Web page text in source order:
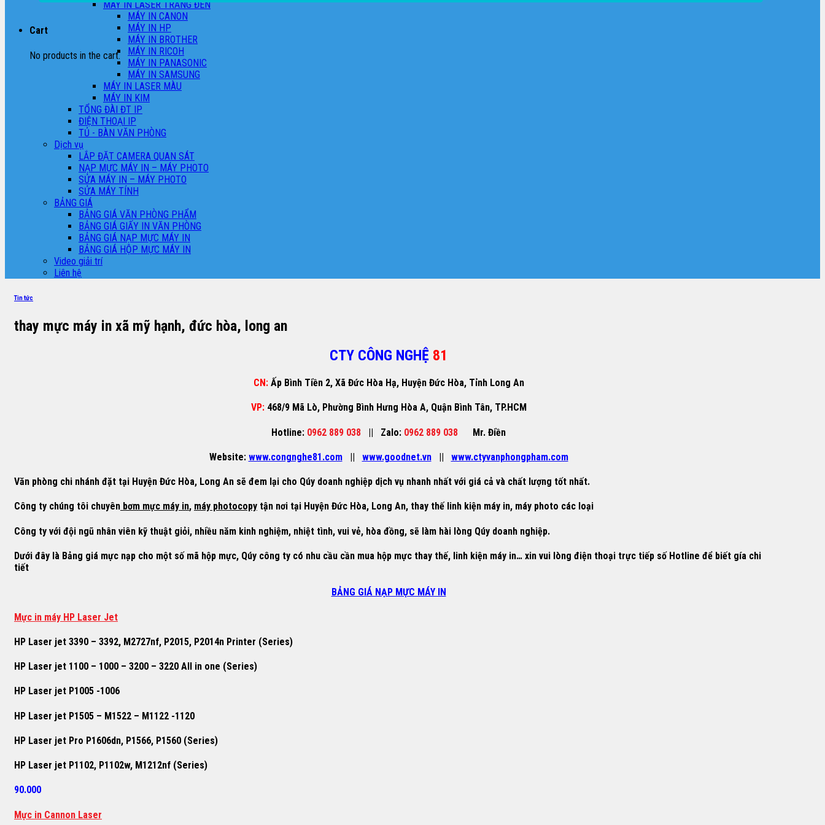
Cart
No products in the cart.
MÁY IN LASER TRẮNG ĐEN
MÁY IN CANON
MÁY IN HP
MÁY IN BROTHER
MÁY IN RICOH
MÁY IN PANASONIC
MÁY IN SAMSUNG
MÁY IN LASER MÀU
MÁY IN KIM
TỔNG ĐÀI ĐT IP
ĐIỆN THOẠI IP
TỦ - BÀN VĂN PHÒNG
Dịch vụ
LẮP ĐẶT CAMERA QUAN SÁT
NẠP MỰC MÁY IN – MÁY PHOTO
SỬA MÁY IN – MÁY PHOTO
SỬA MÁY TÍNH
BẢNG GIÁ
BẢNG GIÁ VĂN PHÒNG PHẨM
BẢNG GIÁ GIẤY IN VĂN PHÒNG
BẢNG GIÁ NẠP MỰC MÁY IN
BẢNG GIÁ HỘP MỰC MÁY IN
Video giải trí
Liên hệ
Tin tức
thay mực máy in xã mỹ hạnh, đức hòa, long an
CTY CÔNG NGHỆ 81
CN: Ấp Bình Tiền 2, Xã Đức Hòa Hạ, Huyện Đức Hòa, Tỉnh Long An
VP: 468/9 Mã Lò, Phường Bình Hưng Hòa A, Quận Bình Tân, TP.HCM
Hotline: 0962 889 038 || Zalo: 0962 889 038 Mr. Điền
Website: www.congnghe81.com|| www.goodnet.vn|| www.ctyvanphongpham.com
Văn phòng chi nhánh đặt tại Huyện Đức Hòa, Long An sẽ đem lại cho Qúy doanh nghiệp dịch vụ nhanh nhất với giá cả và chất lượng tốt nhất.
Công ty chúng tôi chuyên bơm mực máy in, máy photocopy tận nơi tại Huyện Đức Hòa, Long An, thay thế linh kiện máy in, máy photo các loại
Công ty với đội ngũ nhân viên kỹ thuật giỏi, nhiều năm kinh nghiệm, nhiệt tình, vui vẻ, hòa đồng, sẽ làm hài lòng Qúy doanh nghiệp.
Dưới đây là Bảng giá mực nạp cho một số mã hộp mực, Qúy công ty có nhu cầu cần mua hộp mực thay thế, linh kiện máy in… xin vui lòng điện thoại trực tiếp số Hotline để biết gía chi
tiết
BẢNG GIÁ NẠP MỰC MÁY IN
Mực in máy HP Laser Jet
HP Laser jet 3390 – 3392, M2727nf, P2015, P2014n Printer (Series)
HP Laser jet 1100 – 1000 – 3200 – 3220 All in one (Series)
HP Laser jet P1005 -1006
HP Laser jet P1505 – M1522 – M1122 -1120
HP Laser jet Pro P1606dn, P1566, P1560 (Series)
HP Laser jet P1102, P1102w, M1212nf (Series)
90.000
Mực in Cannon Laser